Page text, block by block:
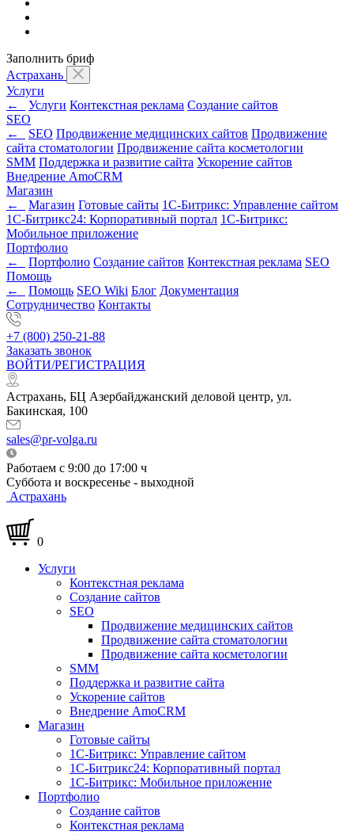
Заполнить бриф
Астрахань
Услуги
←
Услуги Контекстная реклама Создание сайтов
SEO
←
SEO Продвижение медицинских сайтов Продвижение
сайта стоматологии Продвижение сайта косметологии
SMM Поддержка и развитие сайта Ускорение сайтов
Внедрение AmoCRM
Магазин
←
Магазин Готовые сайты 1С-Битрикс: Управление сайтом
1С-Битрикс24: Корпоративный портал 1С-Битрикс:
Мобильное приложение
Портфолио
←
Портфолио Создание сайтов Контекстная реклама SEO
Помощь
←
Помощь SEO Wiki Блог Документация
Сотрудничество Контакты
+7 (800) 250-21-88
Заказать звонок
ВОЙТИ/РЕГИСТРАЦИЯ
Астрахань, БЦ Азербайджанский деловой центр, ул.
Бакинская, 100
sales@pr-volga.ru
Работаем с 9:00 до 17:00 ч
Суббота и воскресенье - выходной
Астрахань
0
Услуги
Контекстная реклама
Создание сайтов
SEO
Продвижение медицинских сайтов
Продвижение сайта стоматологии
Продвижение сайта косметологии
SMM
Поддержка и развитие сайта
Ускорение сайтов
Внедрение AmoCRM
Магазин
Готовые сайты
1С-Битрикс: Управление сайтом
1С-Битрикс24: Корпоративный портал
1С-Битрикс: Мобильное приложение
Портфолио
Создание сайтов
Контекстная реклама